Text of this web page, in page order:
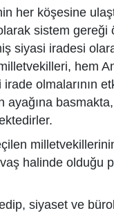
her köşesine
sistem gereği
siyasi iradesi
hem
olmalarının
ayağına
halinde olduğu
siyaset ve